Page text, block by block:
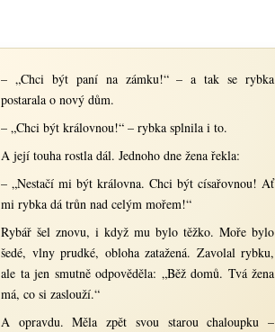
– „Chci být paní na zámku!“ – a tak se rybka
postarala o nový dům.
– „Chci být královnou!“ – rybka splnila i to.
A její touha rostla dál. Jednoho dne žena řekla:
– „Nestačí mi být královna. Chci být císařovnou! Ať
mi rybka dá trůn nad celým mořem!“
Rybář šel znovu, i když mu bylo těžko. Moře bylo
šedé, vlny prudké, obloha zatažená. Zavolal rybku,
ale ta jen smutně odpověděla: „Běž domů. Tvá žena
má, co si zaslouží.“
A opravdu. Měla zpět svou starou chaloupku –